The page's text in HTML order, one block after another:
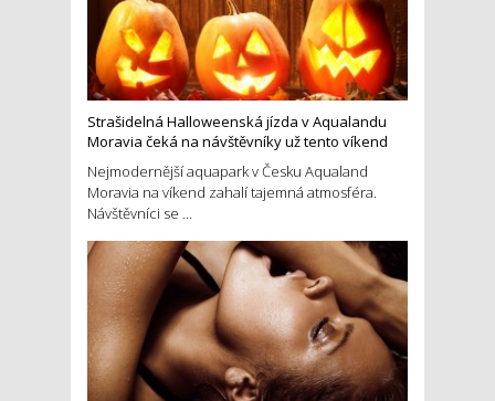
Strašidelná Halloweenská jízda v Aqualandu
Moravia čeká na návštěvníky už tento víkend
Nejmodernější aquapark v Česku Aqualand
Moravia na víkend zahalí tajemná atmosféra.
Návštěvníci se ...